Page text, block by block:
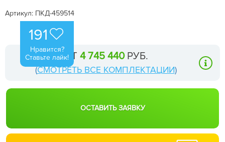
Артикул: ПКД-459514
191
Нравится?
Ставьте лайк!ОТ 4 745 440РУБ.
(СМОТРЕТЬ ВСЕ КОМПЛЕКТАЦИИ)